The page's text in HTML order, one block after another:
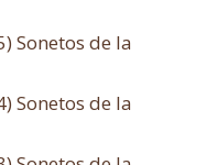
Sonetos de la
Sonetos de la